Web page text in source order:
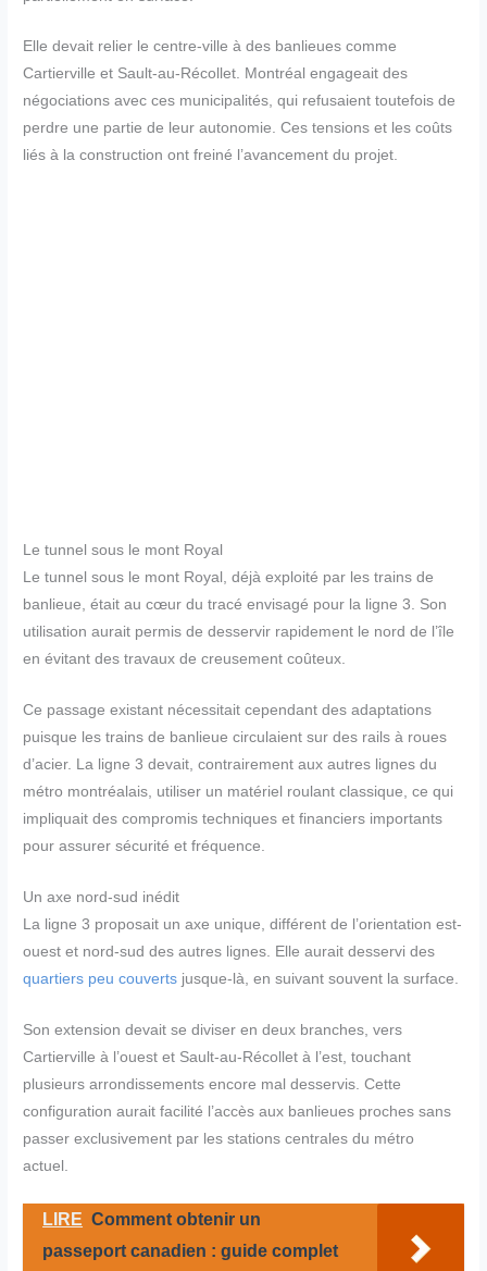
Elle devait relier le centre-ville à des banlieues comme
Cartierville et Sault-au-Récollet. Montréal engageait des
négociations avec ces municipalités, qui refusaient toutefois de
perdre une partie de leur autonomie. Ces tensions et les coûts
liés à la construction ont freiné l’avancement du projet.
Le tunnel sous le mont Royal
Le tunnel sous le mont Royal, déjà exploité par les trains de
banlieue, était au cœur du tracé envisagé pour la ligne 3. Son
utilisation aurait permis de desservir rapidement le nord de l’île
en évitant des travaux de creusement coûteux.
Ce passage existant nécessitait cependant des adaptations
puisque les trains de banlieue circulaient sur des rails à roues
d’acier. La ligne 3 devait, contrairement aux autres lignes du
métro montréalais, utiliser un matériel roulant classique, ce qui
impliquait des compromis techniques et financiers importants
pour assurer sécurité et fréquence.
Un axe nord-sud inédit
La ligne 3 proposait un axe unique, différent de l’orientation est-
ouest et nord-sud des autres lignes. Elle aurait desservi des
quartiers peu couverts jusque-là, en suivant souvent la surface.
Son extension devait se diviser en deux branches, vers
Cartierville à l’ouest et Sault-au-Récollet à l’est, touchant
plusieurs arrondissements encore mal desservis. Cette
configuration aurait facilité l’accès aux banlieues proches sans
passer exclusivement par les stations centrales du métro
actuel.
LIRE Comment obtenir un
passeport canadien : guide complet